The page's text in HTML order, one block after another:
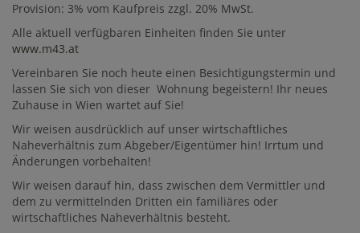
Provision: 3% vom Kaufpreis zzgl. 20% MwSt.
Alle aktuell verfügbaren Einheiten finden Sie unter
www.m43.at
Vereinbaren Sie noch heute einen Besichtigungstermin und
lassen Sie sich von dieser Wohnung begeistern! Ihr neues
Zuhause in Wien wartet auf Sie!
Wir weisen ausdrücklich auf unser wirtschaftliches
Naheverhältnis zum Abgeber/Eigentümer hin! Irrtum und
Änderungen vorbehalten!
Wir weisen darauf hin, dass zwischen dem Vermittler und
dem zu vermittelnden Dritten ein familiäres oder
wirtschaftliches Naheverhältnis besteht.